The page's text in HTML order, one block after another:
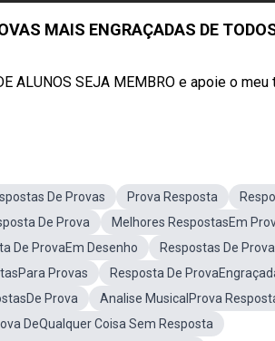
MAIS ENGRAÇADAS DE
ALUNOS SEJA MEMBRO e apoie o
De Provas Prova Resposta
De Prova
Melhores RespostasEm
De ProvaEm Desenho
Respostas De
Provas
Resposta De
Prova
Analise MusicalProva
DeQualquer Coisa Sem Resposta